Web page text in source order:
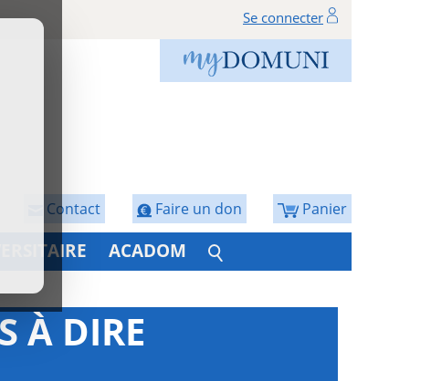
Se connecter
Panier
Faire un don
Contact
ACADOM
À DIRE